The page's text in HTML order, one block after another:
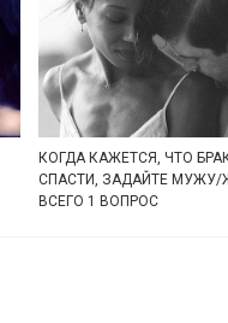
КОГДА КАЖЕТСЯ, ЧТО
СПАСТИ, ЗАДАЙТЕ МУЖУ/
ВСЕГО 1 ВОПРОС